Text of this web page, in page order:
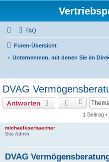
FAQ
Foren-Übersicht
Unternehmen, mit denen Sie im
DVAG
Antworten
1 Beitrag •
michaelkoerbaecher
Site Admin
DVAG